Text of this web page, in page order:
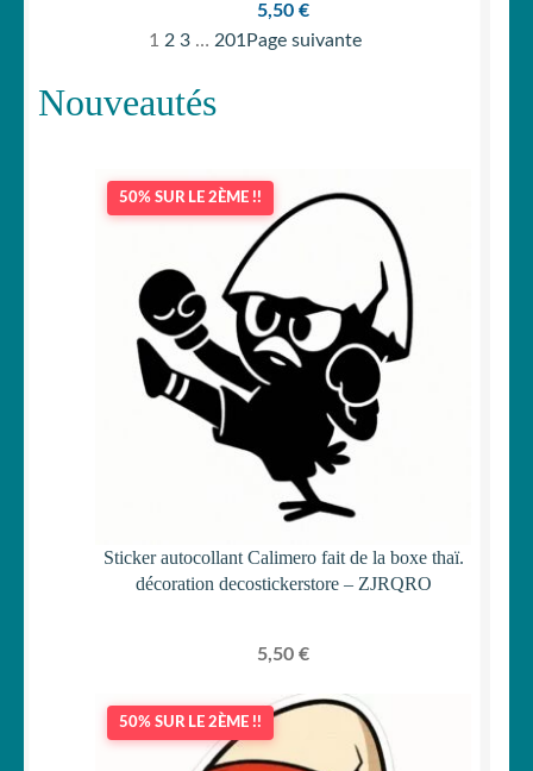
5,50 €
1 2 3 … 201 Page suivante
Nouveautés
50% SUR LE 2ÈME !!
Sticker autocollant Calimero fait de la boxe thaï.
décoration decostickerstore – ZJRQRO
5,50 €
50% SUR LE 2ÈME !!